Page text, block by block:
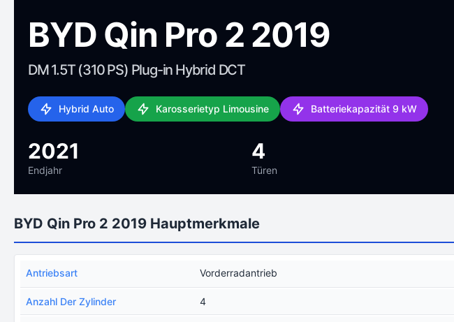
BYD Qin Pro 2 2019
DM 1.5T (310 PS) Plug-in Hybrid DCT
Hybrid Auto Karosserietyp Limousine Batteriekapazität 9 kW
2021
Endjahr
4
Türen
BYD Qin Pro 2 2019 Hauptmerkmale
Antriebsart Vorderradantrieb
Anzahl Der Zylinder 4